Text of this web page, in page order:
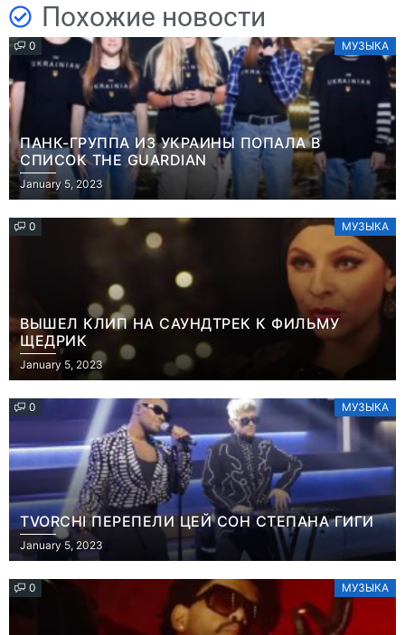
Похожие новости
0 МУЗЫКА
ПАНК-ГРУППА ИЗ УКРАИНЫ ПОПАЛА В
СПИСОК THE GUARDIAN
January 5, 2023
0 МУЗЫКА
ВЫШЕЛ КЛИП НА САУНДТРЕК К ФИЛЬМУ
ЩЕДРИК
January 5, 2023
0 МУЗЫКА
TVORCHI ПЕРЕПЕЛИ ЦЕЙ СОН СТЕПАНА ГИГИ
January 5, 2023
0 МУЗЫКА